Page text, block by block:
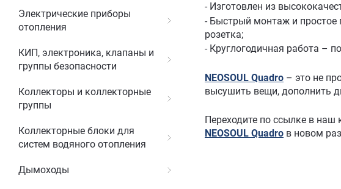
Электрические приборы
отопления
КИП, электроника, клапаны и
группы безопасности
Коллекторы и коллекторные
группы
Коллекторные блоки для
систем водяного отопления
Дымоходы
- Изготовлен из
- Быстрый монтаж и простое
розетка;
- Круглогодичная работа –
NEOSOUL Quadro – это не
высушить вещи, дополнить
Переходите по ссылке в наш
NEOSOUL Quadro в новом